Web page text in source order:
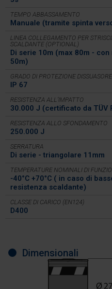
TEMPO ABBASSAMENTO
Manuale (tramite spinta
LINEA COLLEGAMENTO PER
SCALDANTE (OPTIONAL)
Di serie 10m (max 80m -
50m)
GRADO DI PROTEZIONE DISSUASORE
IP 67
RESISTENZA ALL’IMPATTO
30.000 J (certificato da TÜV
RESISTENZA ALLO SFONDAMENTO
250.000 J
SERRATURA
Di serie - triangolare 11mm
TEMPERATURE NOMINALI DI
-40°C +70°C ( in caso di
resistenza scaldante)
CLASSE DI CARICO (EN124)
D400
Dimensionali